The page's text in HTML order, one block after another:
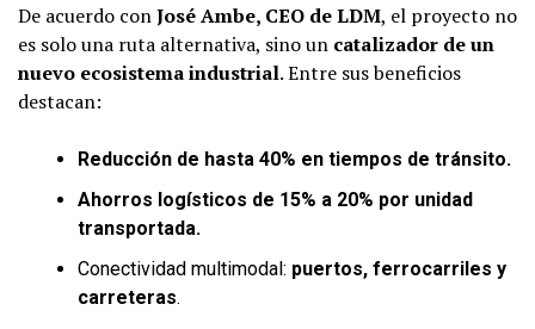
De acuerdo conJosé Ambe, CEO de LDM, el proyecto no
es solo una ruta alternativa, sino un catalizador de un
nuevo ecosistema industrial. Entre sus beneficios
destacan:
Reducción de hasta 40% en tiempos de tránsito.
Ahorros logísticos de 15% a 20% por unidad
transportada.
Conectividad multimodal: puertos, ferrocarriles y
carreteras.